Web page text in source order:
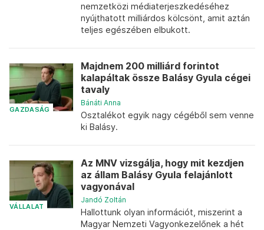
nemzetközi médiaterjeszkedéséhez
nyújthatott milliárdos kölcsönt, amit aztán
teljes egészében elbukott.
GAZDASÁG
Majdnem 200 milliárd forintot
kalapáltak össze Balásy Gyula cégei
tavaly
Bánáti Anna
Osztalékot egyik nagy cégéből sem venne
ki Balásy.
VÁLLALAT
Az MNV vizsgálja, hogy mit kezdjen
az állam Balásy Gyula felajánlott
vagyonával
Jandó Zoltán
Hallottunk olyan információt, miszerint a
Magyar Nemzeti Vagyonkezelőnek a hét